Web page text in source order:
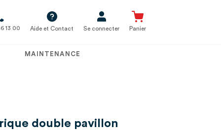
13 00 Aide et Contact Se connecter Panier
MAINTENANCE
double pavillon